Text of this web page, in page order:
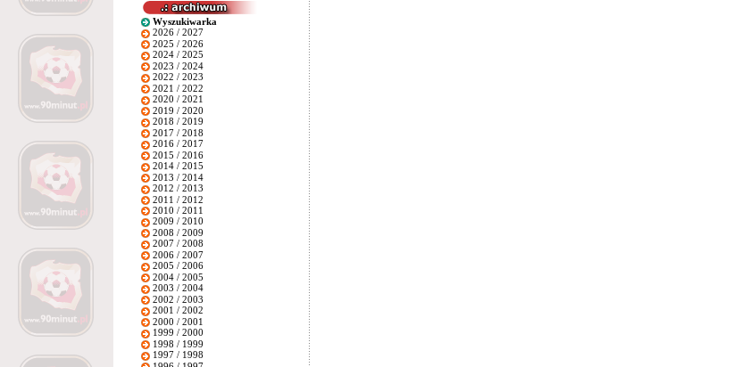
Wyszukiwarka
2026 / 2027
2025 / 2026
2024 / 2025
2023 / 2024
2022 / 2023
2021 / 2022
2020 / 2021
2019 / 2020
2018 / 2019
2017 / 2018
2016 / 2017
2015 / 2016
2014 / 2015
2013 / 2014
2012 / 2013
2011 / 2012
2010 / 2011
2009 / 2010
2008 / 2009
2007 / 2008
2006 / 2007
2005 / 2006
2004 / 2005
2003 / 2004
2002 / 2003
2001 / 2002
2000 / 2001
1999 / 2000
1998 / 1999
1997 / 1998